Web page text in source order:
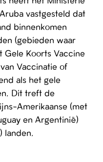
vastgesteld dat
binnenkomen
(gebieden waar
Gele Koorts Vaccine
Vaccinatie of
als het gele
Dit treft de
Amerikaanse (met
en Argentinië)
landen.